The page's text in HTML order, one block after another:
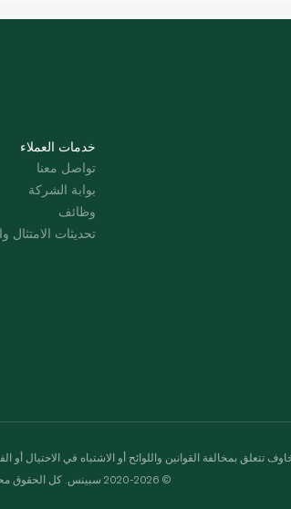
خدمات العملاء
تواصل معنا
بوابة الشركة
وظائف
تحديثات الامتثال
تتعلق بمخالفة القوانين واللوائح أو الاشتباه في الاحتيال أو
© 2020-2026 سبينس. كل الحقوق محفوظة